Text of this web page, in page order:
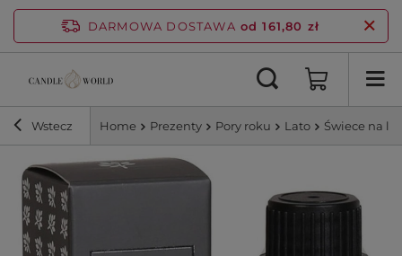
DARMOWA DOSTAWA od 161,80 zł
Wstecz Home Prezenty Pory roku Lato Świece na